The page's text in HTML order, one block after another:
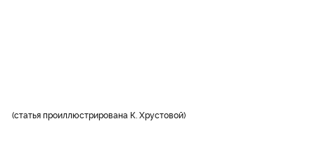
статья проиллюстрирована К. Хрустовой